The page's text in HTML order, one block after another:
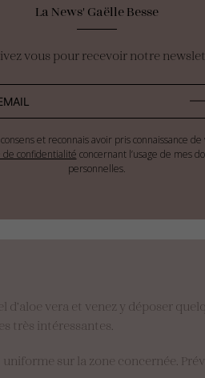
vera et venez y déposer
très intéressantes.
sur la zone concernée.
La News' Gaëlle Besse
vous pour recevoir notre
consens et reconnais avoir pris connaissance
de confidentialité concernant l’usage de mes
personnelles.